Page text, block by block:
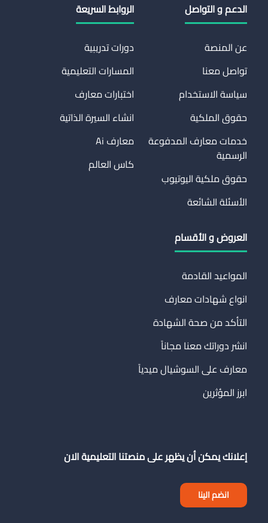
الدعم و التواصل
عن المنصة
تواصل معنا
سياسة الاستخدام
حقوق الملكية
خدمات معارف المدفوعة
الرسمية
حقوق ملكية اليوتيوب
الأسئلة الشائعة
الروابط السريعة
دورات تدريبية
المسارات التعليمية
اختبارات معارف
انشاء السيرة الذاتية
معارف Ai
كاس العالم
العروض و الأقسام
المواعيد القادمة
انواع شهادات معارف
التأكد من صحة الشهادة
انشر دوراتك معنا مجاناً
معارف على السوشيال ميدياً
ابرز المؤثرين
إعلانك يمكن أن يظهر على منصتنا التعليمية الان
انضم الينا